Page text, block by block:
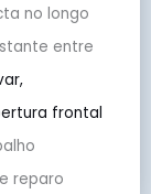
no longo
entre
frontal
reparo